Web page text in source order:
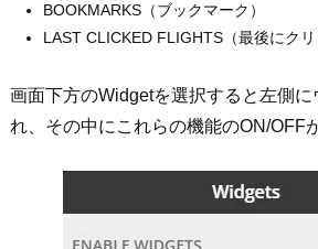
BOOKMARKS（ブックマーク）
LAST CLICKED FLIGHTS（最後にクリ
画面下方のWidgetを選択すると左側に
れ、その中にこれらの機能のON/OFF